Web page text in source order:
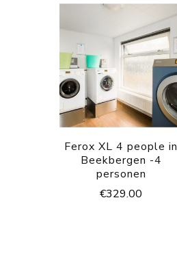
Ferox XL 4 people in
Beekbergen -4
personen
€329.00